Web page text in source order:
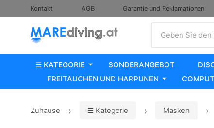
Kontakt AGB Garantie und Reklamationen
Geben Sie
☰ KATEGORIE SONDERANGEBOT
FREITAUCHEN UND HARPUNEN
Zuhause ☰ Kategorie Masken